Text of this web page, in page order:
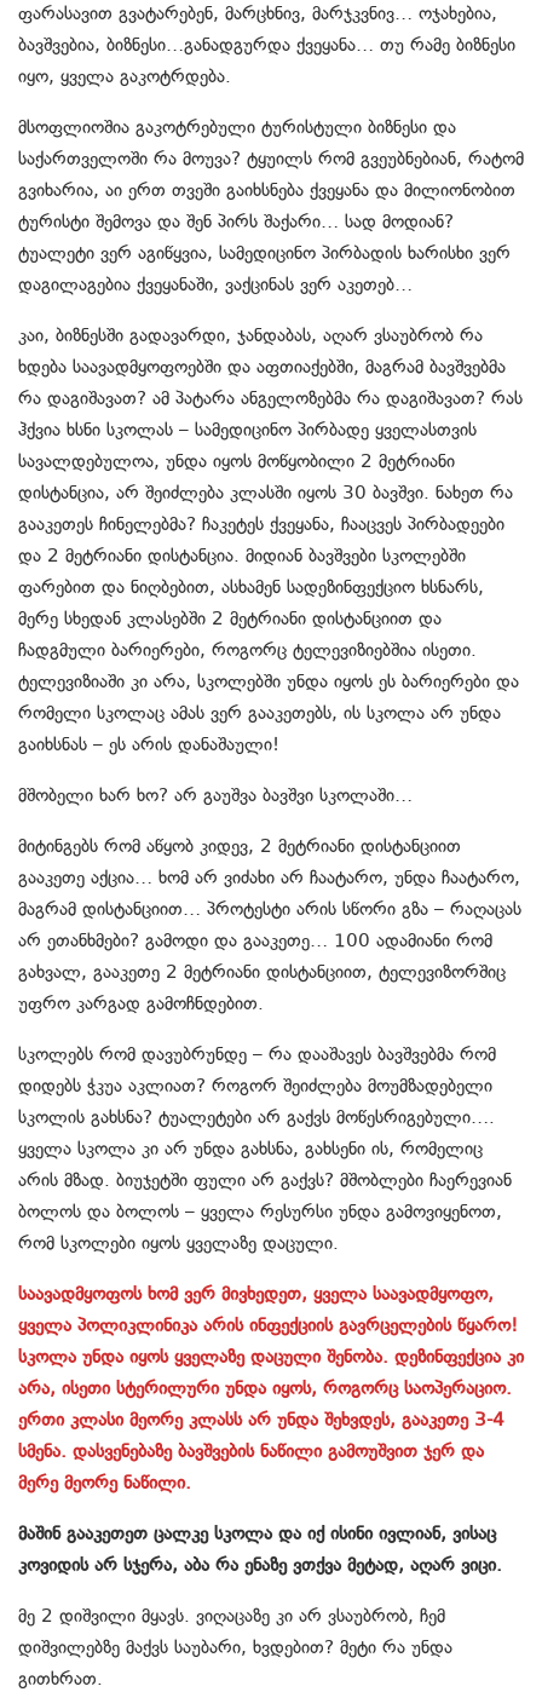
ფარასავით გვატარებენ, მარცხნივ, მარჯკვნივ… ოჯახებია,
ბავშვებია, ბიზნესი…განადგურდა ქვეყანა… თუ რამე ბიზნესი
იყო, ყველა გაკოტრდება.
მსოფლიოშია გაკოტრებული ტურისტული ბიზნესი და
საქართველოში რა მოუვა? ტყუილს რომ გვეუბნებიან, რატომ
გვიხარია, აი ერთ თვეში გაიხსნება ქვეყანა და მილიონობით
ტურისტი შემოვა და შენ პირს შაქარი… სად მოდიან?
ტუალეტი ვერ აგიწყვია, სამედიცინო პირბადის ხარისხი ვერ
დაგილაგებია ქვეყანაში, ვაქცინას ვერ აკეთებ…
კაი, ბიზნესში გადავარდი, ჯანდაბას, აღარ ვსაუბრობ რა
ხდება საავადმყოფოებში და აფთიაქებში, მაგრამ ბავშვებმა
რა დაგიშავათ? ამ პატარა ანგელოზებმა რა დაგიშავათ? რას
ჰქვია ხსნი სკოლას – სამედიცინო პირბადე ყველასთვის
სავალდებულოა, უნდა იყოს მოწყობილი 2 მეტრიანი
დისტანცია, არ შეიძლება კლასში იყოს 30 ბავშვი. ნახეთ რა
გააკეთეს ჩინელებმა? ჩაკეტეს ქვეყანა, ჩააცვეს პირბადეები
და 2 მეტრიანი დისტანცია. მიდიან ბავშვები სკოლებში
ფარებით და ნიღბებით, ასხამენ სადეზინფექციო ხსნარს,
მერე სხედან კლასებში 2 მეტრიანი დისტანციით და
ჩადგმული ბარიერები, როგორც ტელევიზიებშია ისეთი.
ტელევიზიაში კი არა, სკოლებში უნდა იყოს ეს ბარიერები და
რომელი სკოლაც ამას ვერ გააკეთებს, ის სკოლა არ უნდა
გაიხსნას – ეს არის დანაშაული!
მშობელი ხარ ხო? არ გაუშვა ბავშვი სკოლაში…
მიტინგებს რომ აწყობ კიდევ, 2 მეტრიანი დისტანციით
გააკეთე აქცია… ხომ არ ვიძახი არ ჩაატარო, უნდა ჩაატარო,
მაგრამ დისტანციით… პროტესტი არის სწორი გზა – რაღაცას
არ ეთანხმები? გამოდი და გააკეთე… 100 ადამიანი რომ
გახვალ, გააკეთე 2 მეტრიანი დისტანციით, ტელევიზორშიც
უფრო კარგად გამოჩნდებით.
სკოლებს რომ დავუბრუნდე – რა დააშავეს ბავშვებმა რომ
დიდებს ჭკუა აკლიათ? როგორ შეიძლება მოუმზადებელი
სკოლის გახსნა? ტუალეტები არ გაქვს მოწესრიგებული….
ყველა სკოლა კი არ უნდა გახსნა, გახსენი ის, რომელიც
არის მზად. ბიუჯეტში ფული არ გაქვს? მშობლები ჩაერევიან
ბოლოს და ბოლოს – ყველა რესურსი უნდა გამოვიყენოთ,
რომ სკოლები იყოს ყველაზე დაცული.
საავადმყოფოს ხომ ვერ მივხედეთ, ყველა საავადმყოფო,
ყველა პოლიკლინიკა არის ინფექციის გავრცელების წყარო!
სკოლა უნდა იყოს ყველაზე დაცული შენობა. დეზინფექცია კი
არა, ისეთი სტერილური უნდა იყოს, როგორც საოპერაციო.
ერთი კლასი მეორე კლასს არ უნდა შეხვდეს, გააკეთე 3-4
სმენა. დასვენებაზე ბავშვების ნაწილი გამოუშვით ჯერ და
მერე მეორე ნაწილი.
მაშინ გააკეთეთ ცალკე სკოლა და იქ ისინი ივლიან, ვისაც
კოვიდის არ სჯერა, აბა რა ენაზე ვთქვა მეტად, აღარ ვიცი.
მე 2 დიშვილი მყავს. ვიღაცაზე კი არ ვსაუბრობ, ჩემ
დიშვილებზე მაქვს საუბარი, ხვდებით? მეტი რა უნდა
გითხრათ.